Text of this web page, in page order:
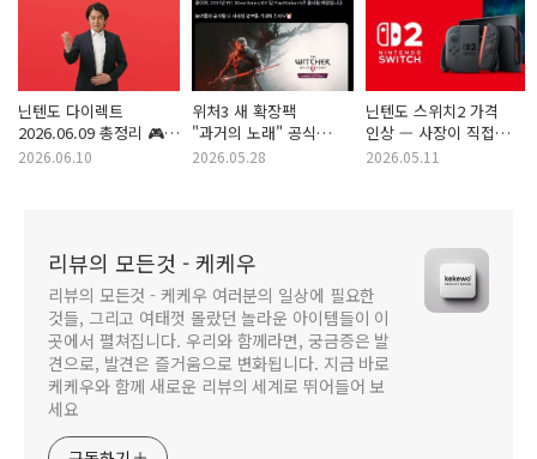
닌텐도 다이렉트
2026.06.09 총정리 🎮
젤다 오카리나부터
2026.06.10
위처3 새 확장팩
"과거의 노래" 공식
발표! 2027년 출시 예정
2026.05.28
닌텐도 스위치2 가격
인상 — 사장이 직접
사과하고 소프트웨어
2026.05.11
리뷰의 모든것 - 케케우
리뷰의 모든것 - 케케우 여러분의 일상에 필요한
것들, 그리고 여태껏 몰랐던 놀라운 아이템들이 이
곳에서 펼쳐집니다. 우리와 함께라면, 궁금증은 발
견으로, 발견은 즐거움으로 변화됩니다. 지금 바로
케케우와 함께 새로운 리뷰의 세계로 뛰어들어 보
세요